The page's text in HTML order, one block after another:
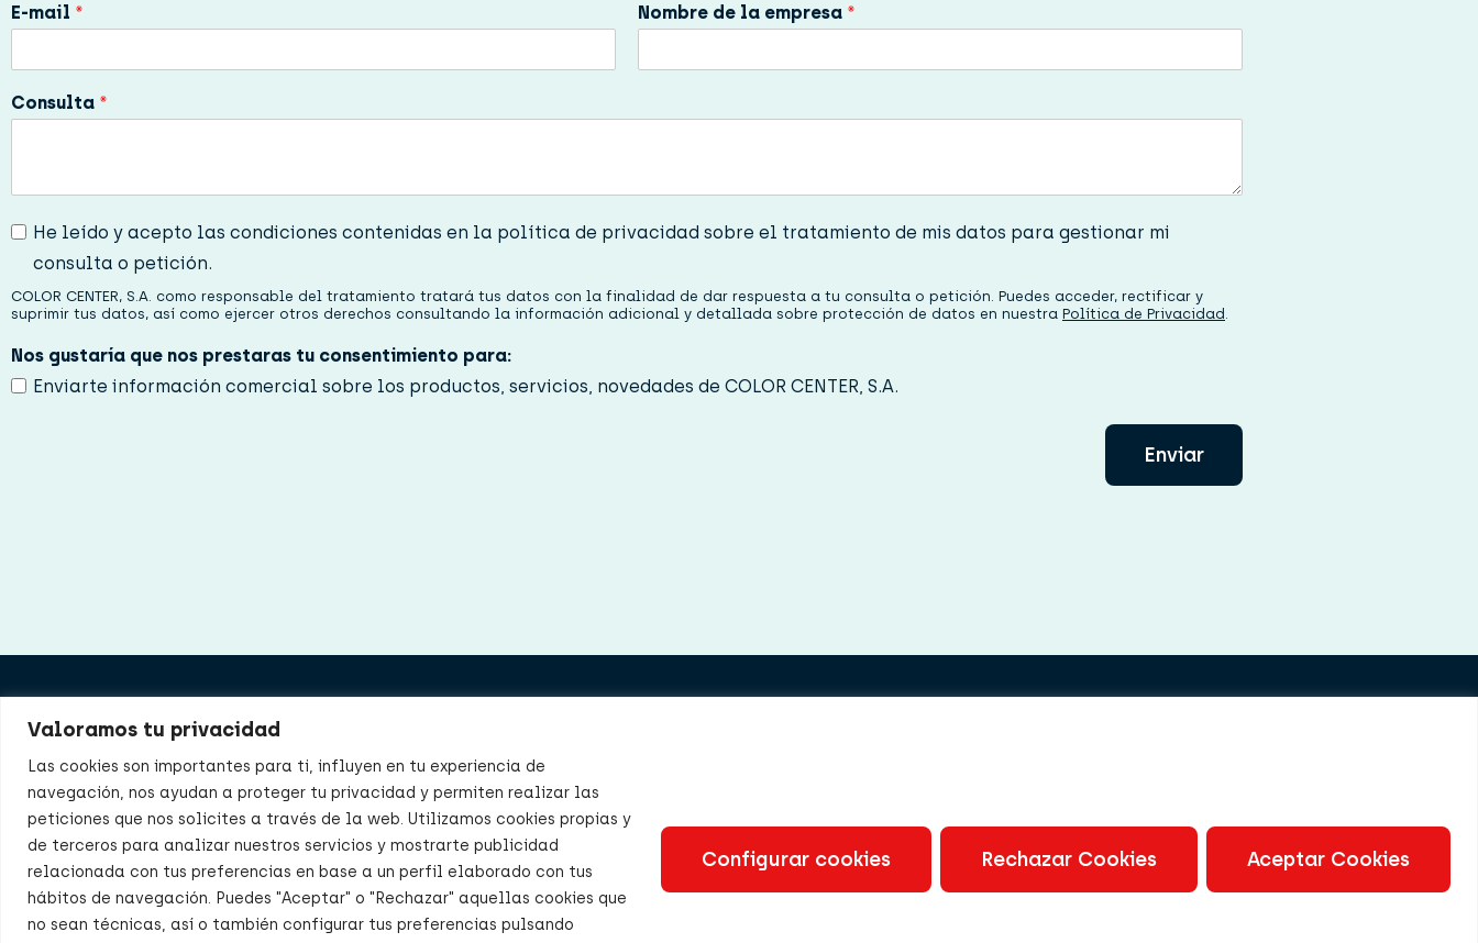
Valoramos tu privacidad
Las cookies son importantes para ti, influyen en tu experiencia de
navegación, nos ayudan a proteger tu privacidad y permiten realizar las
peticiones que nos solicites a través de la web. Utilizamos cookies propias y
de terceros para analizar nuestros servicios y mostrarte publicidad
relacionada con tus preferencias en base a un perfil elaborado con tus
hábitos de navegación. Puedes "Aceptar" o "Rechazar" aquellas cookies que
no sean técnicas, así o también configurar tus preferencias pulsando
Configurar cookies Rechazar Cookies Aceptar Cookies
E-mail * Nombre de la empresa *
Consulta *
P
v
a
i
d
He leído y acepto las condiciones contenidas en la política de privacidad sobre el tratamiento de mis datos para gestionar mi
consulta o petición.
COLOR CENTER, S.A. como responsable del tratamiento tratará tus datos con la finalidad de dar respuesta a tu consulta o petición. Puedes acceder, rectificar y
suprimir tus datos, así como ejercer otros derechos consultando la información adicional y detallada sobre protección de datos en nuestra Política de Privacidad
Nos gustaría que nos prestaras tu consentimiento para:
Enviarte información comercial sobre los productos, servicios, novedades de COLOR CENTER, S.A.
Enviar
Nosotros
Distribución
Delegaciones
Noticias
Contacto
08213 Polinyà